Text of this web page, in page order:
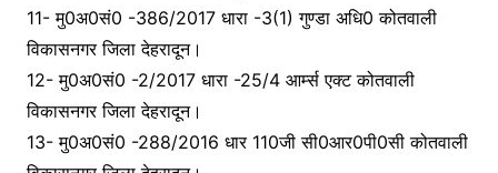
11- मु0अ0सं0 -386/2017 धारा -3(1) गुण्डा अधि0 कोतवाली
विकासनगर जिला देहरादून।
12- मु0अ0सं0 -2/2017 धारा -25/4 आर्म्स एक्ट कोतवाली
विकासनगर जिला देहरादून।
13- मु0अ0सं0 -288/2016 धार 110जी सी0आर0पी0सी कोतवाली